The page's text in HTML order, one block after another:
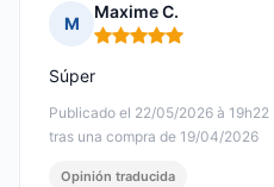
M
Maxime C.
Nota: 5 de 5
Publicado el 22/05/2026 à 19h22
tras una compra de 19/04/2026
Súper
Opinión traducida